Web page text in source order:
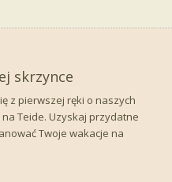
skrzynce
z pierwszej ręki o naszych
Teide. Uzyskaj przydatne
Twoje wakacje na